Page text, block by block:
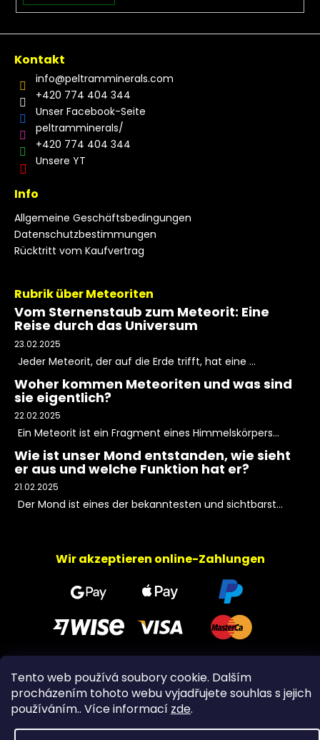
Tento web používá soubory cookie. Dalším
procházením tohoto webu vyjadřujete souhlas s jejich
používáním.. Více informací zde.
Kontakt
info@peltramminerals.com
+420 774 404 344
Unser Facebook-Seite
peltramminerals/
+420 774 404 344
Unsere YT
Info
Allgemeine Geschäftsbedingungen
Datenschutzbestimmungen
Rücktritt vom Kaufvertrag
Rubrik über Meteoriten
Vom Sternenstaub zum Meteorit: Eine
Reise durch das Universum
23.02.2025
Jeder Meteorit, der auf die Erde trifft, hat eine ...
Woher kommen Meteoriten und was sind
sie eigentlich?
22.02.2025
Ein Meteorit ist ein Fragment eines Himmelskörpers...
Wie ist unser Mond entstanden, wie sieht
er aus und welche Funktion hat er?
21.02.2025
Der Mond ist eines der bekanntesten und sichtbarst...
Wir akzeptieren online-Zahlungen
Copyright 2026PeltramMinerals. Alle Rechte
vorbehalten.